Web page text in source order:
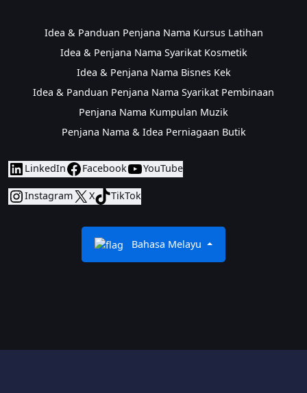
Idea & Panduan Penjana Nama Kursus Latihan
Idea & Penjana Nama Syarikat Kosmetik
Idea & Penjana Nama Bisnes Kek
Idea & Panduan Penjana Nama Syarikat Pembinaan
Penjana Nama Kumpulan Muzik
Penjana Nama & Idea Perniagaan Butik
LinkedIn Facebook YouTube
Instagram X TikTok
Bahasa Melayu